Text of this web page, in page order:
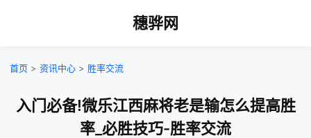
穗骅网
首页 > 资讯中心 > 胜率交流
入门必备!微乐江西麻将老是输怎么提高胜
率_必胜技巧-胜率交流